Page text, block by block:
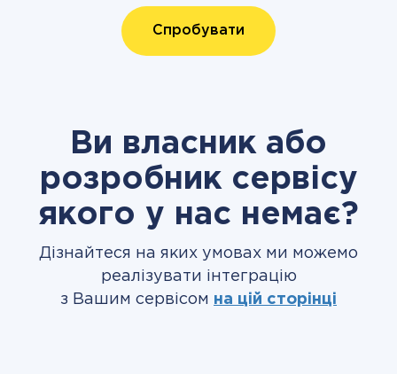
Спробувати
Ви власник або
розробник сервісу
якого у нас немає?
Дізнайтеся на яких умовах ми можемо
реалізувати інтеграцію
з Вашим сервісом на цій сторінці